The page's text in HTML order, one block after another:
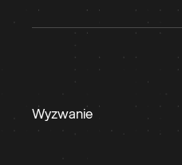
Dźwięk, Który Tworzy
Wyzwanie